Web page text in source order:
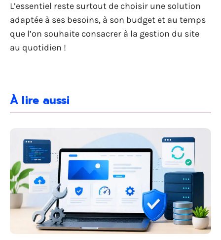
L’essentiel reste surtout de choisir une solution
adaptée à ses besoins, à son budget et au temps
que l’on souhaite consacrer à la gestion du site
au quotidien !
À lire aussi